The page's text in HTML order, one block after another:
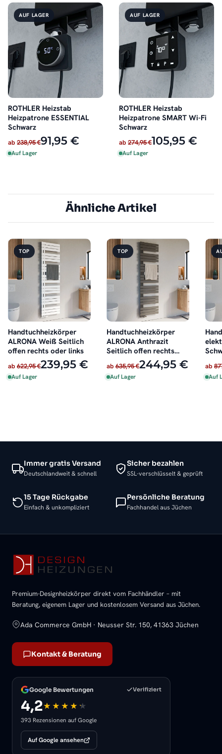
AUF LAGER
ROTHLER Heizstab
Heizpatrone ESSENTIAL
Schwarz
ab 238,95 €91,95 €
Auf Lager
AUF LAGER
ROTHLER Heizstab
Heizpatrone SMART Wi-Fi
Schwarz
ab 274,95 €105,95 €
Auf Lager
Ähnliche Artikel
TOP
Handtuchheizkörper
ALRONA Weiß Seitlich
offen rechts oder links
ab 622,95 €239,95 €
Auf Lager
TOP
Handtuchheizkörper
ALRONA Anthrazit
Seitlich offen rechts
oder links
ab 635,95 €244,95 €
Auf Lager
ab
Auf
Immer gratis Versand
Deutschlandweit & schnell
Sicher bezahlen
SSL-verschlüsselt & geprüft
15 Tage Rückgabe
Einfach & unkompliziert
Persönliche Beratung
Fachhandel aus Jüchen
Premium-Designheizkörper direkt vom Fachhändler – mit
Beratung, eigenem Lager und kostenlosem Versand aus Jüchen.
Ada Commerce GmbH · Neusser Str. 150, 41363 Jüchen
Kontakt & Beratung
Google Bewertungen Verifiziert
4,2
393 Rezensionen auf Google
Auf Google ansehen